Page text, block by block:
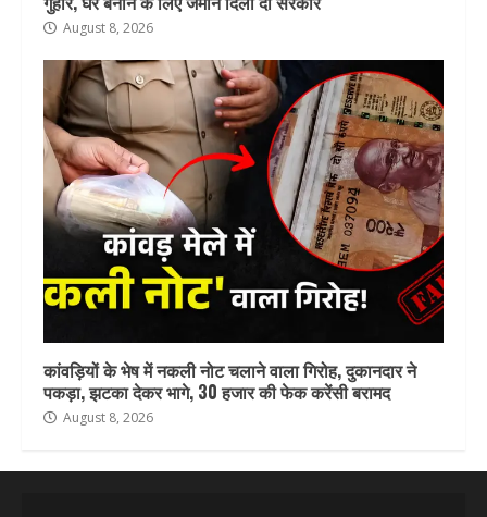
August 8, 2026
कांवड़ियों के भेष में नकली नोट चलाने वाला गिरोह, दुकानदार ने
पकड़ा, झटका देकर भागे, 30 हजार की फेक करेंसी बरामद
August 8, 2026